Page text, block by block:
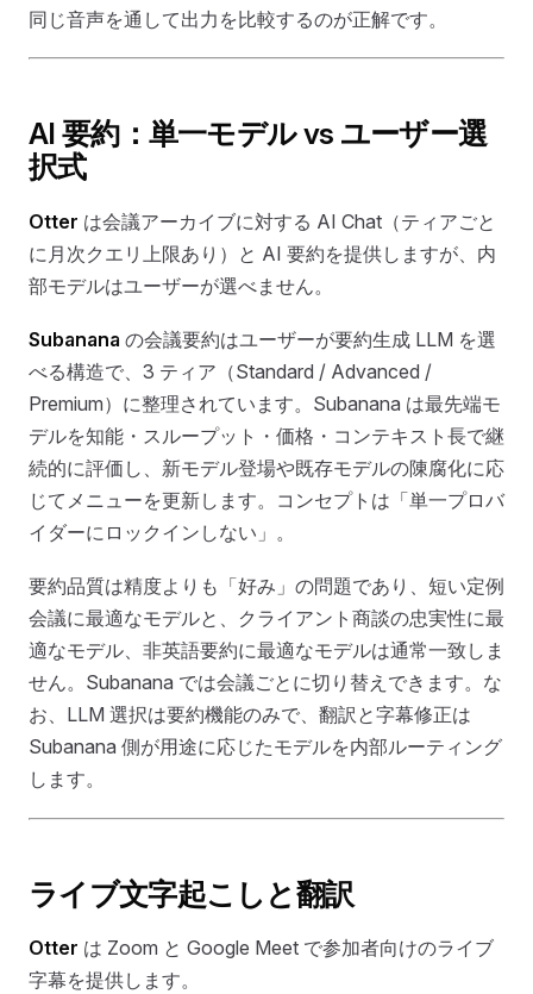
同じ音声を通して出力を比較するのが正解です。
AI 要約：単一モデル vs ユーザー選
択式
Otter は会議アーカイブに対する AI Chat（ティアごと
に月次クエリ上限あり）と AI 要約を提供しますが、内
部モデルはユーザーが選べません。
Subanana の会議要約はユーザーが要約生成 LLM を選
べる構造で、3 ティア（Standard / Advanced /
Premium）に整理されています。Subanana は最先端モ
デルを知能・スループット・価格・コンテキスト長で継
続的に評価し、新モデル登場や既存モデルの陳腐化に応
じてメニューを更新します。コンセプトは「単一プロバ
イダーにロックインしない」。
要約品質は精度よりも「好み」の問題であり、短い定例
会議に最適なモデルと、クライアント商談の忠実性に最
適なモデル、非英語要約に最適なモデルは通常一致しま
せん。Subanana では会議ごとに切り替えできます。な
お、LLM 選択は要約機能のみで、翻訳と字幕修正は
Subanana 側が用途に応じたモデルを内部ルーティング
します。
ライブ文字起こしと翻訳
Otter は Zoom と Google Meet で参加者向けのライブ
字幕を提供します。